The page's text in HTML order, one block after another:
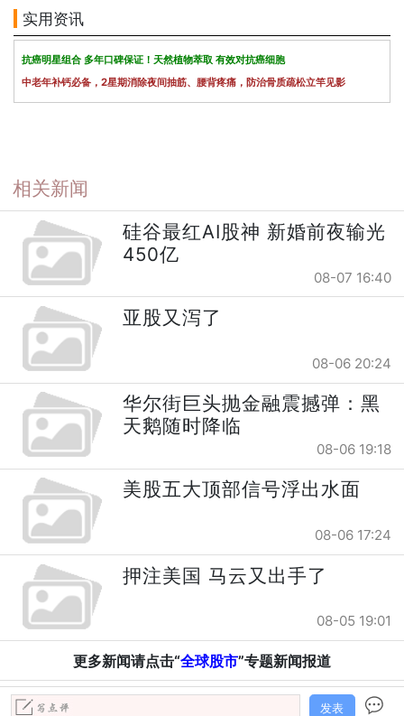
实用资讯
抗癌明星组合 多年口碑保证！天然植物萃取 有效对抗癌细胞
中老年补钙必备，2星期消除夜间抽筋、腰背疼痛，防治骨质疏松立竿见影
相关新闻
硅谷最红AI股神 新婚前夜输光
450亿
08-07 16:40
亚股又泻了
08-06 20:24
华尔街巨头抛金融震撼弹：黑
天鹅随时降临
08-06 19:18
美股五大顶部信号浮出水面
08-06 17:24
押注美国 马云又出手了
08-05 19:01
更多新闻请点击“全球股市”专题新闻报道
发表